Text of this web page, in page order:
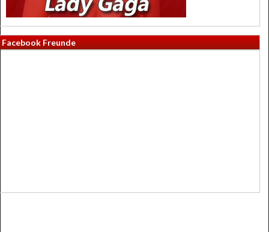
Facebook Freunde